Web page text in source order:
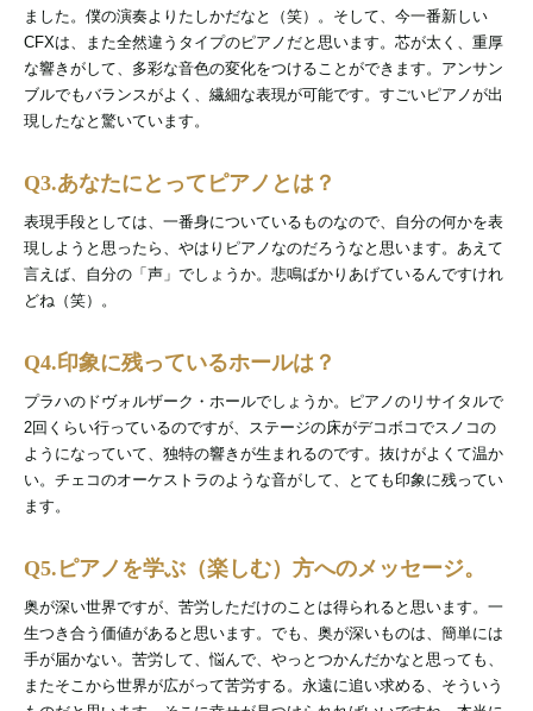
ました。僕の演奏よりたしかだなと（笑）。そして、今一番新しい
CFXは、また全然違うタイプのピアノだと思います。芯が太く、重厚
な響きがして、多彩な音色の変化をつけることができます。アンサン
ブルでもバランスがよく、繊細な表現が可能です。すごいピアノが出
現したなと驚いています。
Q3.あなたにとってピアノとは？
表現手段としては、一番身についているものなので、自分の何かを表
現しようと思ったら、やはりピアノなのだろうなと思います。あえて
言えば、自分の「声」でしょうか。悲鳴ばかりあげているんですけれ
どね（笑）。
Q4.印象に残っているホールは？
プラハのドヴォルザーク・ホールでしょうか。ピアノのリサイタルで
2回くらい行っているのですが、ステージの床がデコボコでスノコの
ようになっていて、独特の響きが生まれるのです。抜けがよくて温か
い。チェコのオーケストラのような音がして、とても印象に残ってい
ます。
Q5.ピアノを学ぶ（楽しむ）方へのメッセージ。
奥が深い世界ですが、苦労しただけのことは得られると思います。一
生つき合う価値があると思います。でも、奥が深いものは、簡単には
手が届かない。苦労して、悩んで、やっとつかんだかなと思っても、
またそこから世界が広がって苦労する。永遠に追い求める、そういう